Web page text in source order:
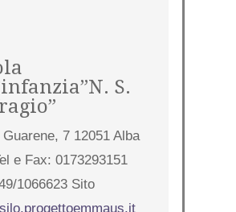
S.
7 12051 Alba
e Fax: 0173293151
1066623 Sito